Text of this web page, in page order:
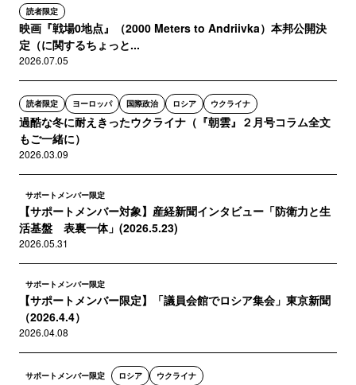
読者限定
映画『戦場0地点』（2000 Meters to Andriivka）本邦公開決
定（に関するちょっと...
2026.07.05
読者限定 ヨーロッパ 国際政治 ロシア ウクライナ
過酷な冬に耐えきったウクライナ（『朝雲』２月号コラム全文
もご一緒に）
2026.03.09
サポートメンバー限定
【サポートメンバー対象】産経新聞インタビュー「防衛力と生
活基盤 表裏一体」(2026.5.23)
2026.05.31
サポートメンバー限定
【サポートメンバー限定】「議員会館でロシア集会」東京新聞
（2026.4.4）
2026.04.08
サポートメンバー限定 ロシア ウクライナ